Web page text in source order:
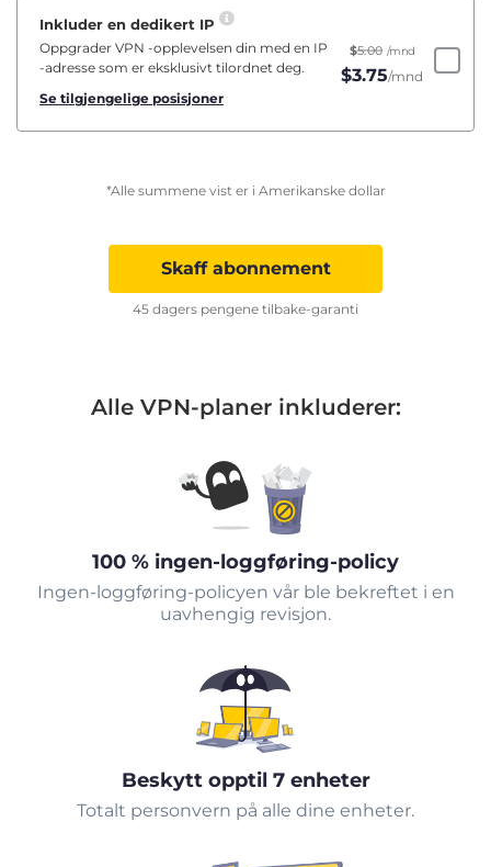
Inkluder en dedikert IP
Oppgrader VPN -opplevelsen din med en IP
-adresse som er eksklusivt tilordnet deg.
Se tilgjengelige posisjoner
$5.00 /mnd
$3.75/mnd
*Alle summene vist er i Amerikanske dollar
Skaff abonnement
45 dagers pengene tilbake-garanti
Alle VPN-planer inkluderer:
100 % ingen-loggføring-policy
Ingen-loggføring-policyen vår ble bekreftet i en
uavhengig revisjon.
Beskytt opptil 7 enheter
Totalt personvern på alle dine enheter.